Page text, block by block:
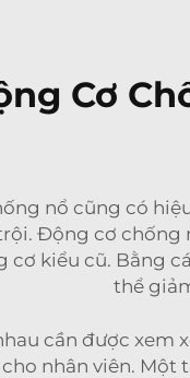
Cơ
nổ cũng có
Động cơ chống
cơ kiểu cũ. Bằng
thể
cần được
nhân viên.